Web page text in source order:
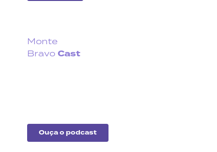
Monte
Bravo Cast
Ouça o podcast